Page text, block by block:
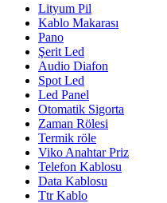
Lityum Pil
Kablo Makarası
Pano
Şerit Led
Audio Diafon
Spot Led
Led Panel
Otomatik Sigorta
Zaman Rölesi
Termik röle
Viko Anahtar Priz
Telefon Kablosu
Data Kablosu
Ttr Kablo